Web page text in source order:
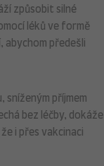
způsobit silné
léků ve formě
předešli
sníženým příjmem
bez léčby, dokáže
i přes vakcinaci